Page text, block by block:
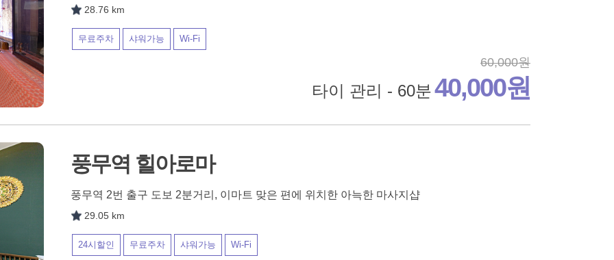
28.76 km
무료주차 샤워가능 Wi-Fi
60,000원
타이 관리 - 60분40,000원
풍무역 힐아로마
풍무역 2번 출구 도보 2분거리, 이마트 맞은 편에 위치한 아늑한 마사지샵
29.05 km
24시할인 무료주차 샤워가능 Wi-Fi